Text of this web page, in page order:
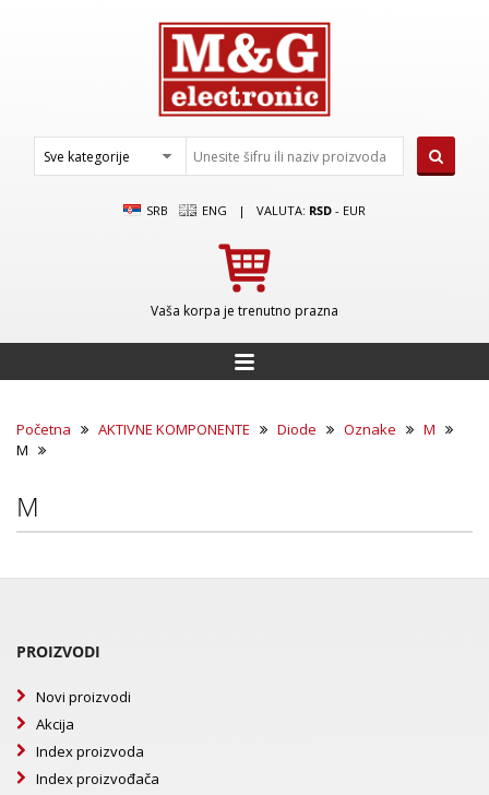
SRB ENG | VALUTA: RSD - EUR
Vaša korpa je trenutno prazna
Početna AKTIVNE KOMPONENTE Diode Oznake
M
M
M
PROIZVODI
Novi proizvodi
Akcija
Index proizvoda
Index proizvođača